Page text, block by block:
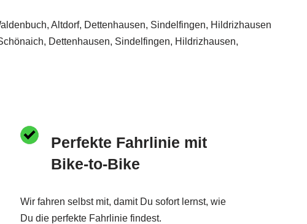
Altdorf, Dettenhausen, Sindelfingen, Hildrizhausen
Dettenhausen, Sindelfingen, Hildrizhausen,
Perfekte Fahrlinie mit
Bike-to-Bike
Wir fahren selbst mit, damit Du sofort lernst, wie
Du die perfekte Fahrlinie findest.